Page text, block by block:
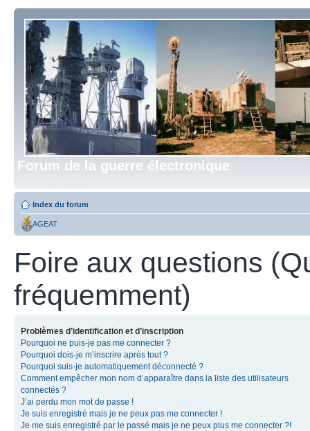
Forum de la guerre électronique
Index du forum
AGEAT
Foire aux questions
fréquemment)
Problèmes d’identification et d’inscription
Pourquoi ne puis-je pas me connecter ?
Pourquoi dois-je m’inscrire après tout ?
Pourquoi suis-je automatiquement déconnecté ?
Comment empêcher mon nom d’apparaître dans la liste des utilisateurs
connectés ?
J’ai perdu mon mot de passe !
Je suis enregistré mais je ne peux pas me connecter !
Je me suis enregistré par le passé mais je ne peux plus me connecter ?!